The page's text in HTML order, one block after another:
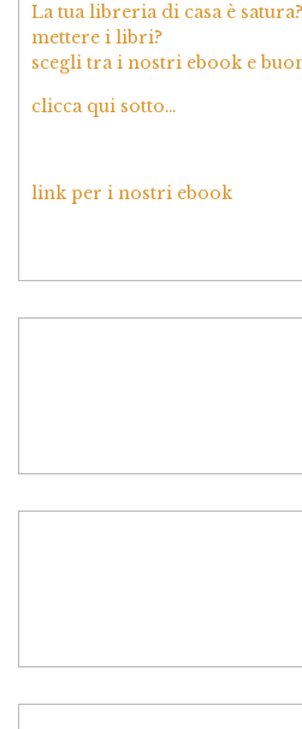
La tua libreria di casa è
mettere i libri?
scegli tra i nostri ebook e
clicca qui sotto…
link per i nostri ebook